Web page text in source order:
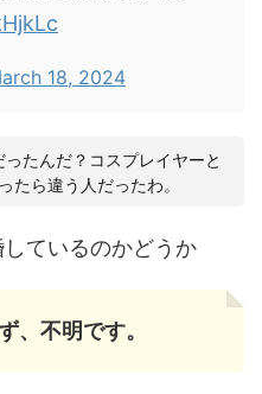
18, 2024
たんだ？コスプレイヤーと
たら違う人だったわ。
ているのかどうか
、不明です。